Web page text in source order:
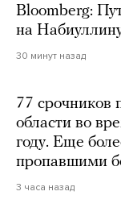
Bloomberg:
на
30 минут назад
77 срочников
области во
году. Еще
пропавшими
3 часа назад